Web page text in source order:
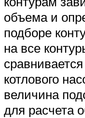
объема и
подборе
на все
котлового
величина
для расчета